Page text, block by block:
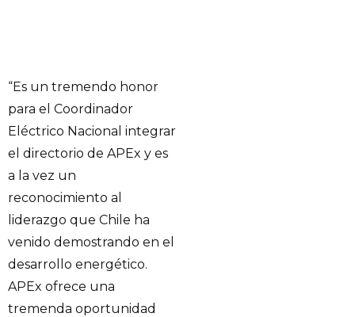
“Es un tremendo honor
para el Coordinador
Eléctrico Nacional integrar
el directorio de APEx y es
a la vez un
reconocimiento al
liderazgo que Chile ha
venido demostrando en el
desarrollo energético.
APEx ofrece una
tremenda oportunidad